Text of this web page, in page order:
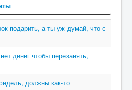
подарить, а ты уж думай, что с
денег чтобы перезанять,
должны как-то